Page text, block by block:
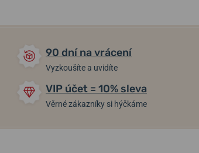
90 dní na vrácení
Vyzkoušíte a uvidíte
VIP účet = 10% sleva
Věrné zákazníky si hýčkáme